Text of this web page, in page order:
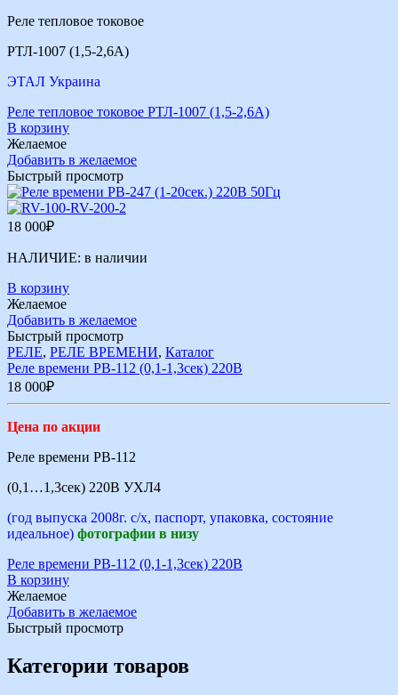
Реле тепловое токовое
РТЛ-1007 (1,5-2,6А)
ЭТАЛ Украина
Реле тепловое токовое РТЛ-1007 (1,5-2,6А)
В корзину
Желаемое
Добавить в желаемое
Быстрый просмотр
18 000₽
НАЛИЧИЕ: в наличии
В корзину
Желаемое
Добавить в желаемое
Быстрый просмотр
РЕЛЕ, РЕЛЕ ВРЕМЕНИ, Каталог
Реле времени РВ-112 (0,1-1,3сек) 220В
18 000₽
Цена по акции
Реле времени РВ-112
(0,1…1,3сек) 220В УХЛ4
(год выпуска 2008г. с/х, паспорт, упаковка, состояние
идеальное) фотографии в низу
Реле времени РВ-112 (0,1-1,3сек) 220В
В корзину
Желаемое
Добавить в желаемое
Быстрый просмотр
Категории товаров